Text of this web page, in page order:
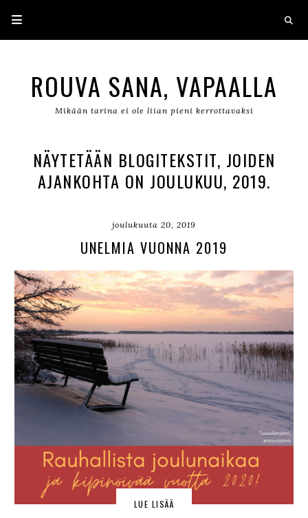
ROUVA SANA, VAPAALLA
Mikään tarina ei ole liian pieni kerrottavaksi
NÄYTETÄÄN BLOGITEKSTIT, JOIDEN
AJANKOHTA ON JOULUKUU, 2019.
joulukuuta 20, 2019
UNELMIA VUONNA 2019
LUE LISÄÄ